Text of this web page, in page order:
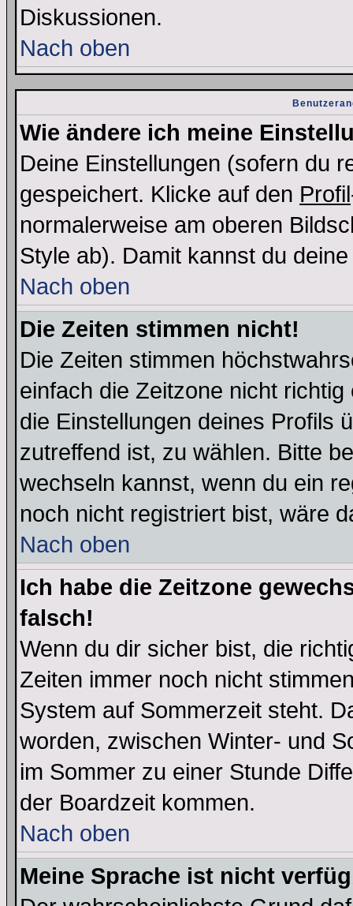
Diskussionen.
Nach oben
Wie ändere ich meine
Deine Einstellungen (sofern du
gespeichert. Klicke auf den Profil
normalerweise am oberen
Style ab). Damit kannst du
Nach oben
Die Zeiten stimmen nicht!
Die Zeiten stimmen
einfach die Zeitzone nicht
die Einstellungen deines Profils
zutreffend ist, zu wählen. Bitte
wechseln kannst, wenn du ein
noch nicht registriert bist, wäre
Nach oben
Ich habe die Zeitzone
falsch!
Wenn du dir sicher bist, die
Zeiten immer noch nicht
System auf Sommerzeit steht.
worden, zwischen Winter- und
im Sommer zu einer Stunde
der Boardzeit kommen.
Nach oben
Meine Sprache ist nicht